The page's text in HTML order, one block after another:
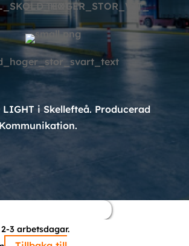
i Skellefteå. Producerad
3 arbetsdagar.